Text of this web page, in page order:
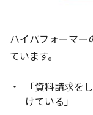
ハイパフォーマー
ています。
「資料請求を
けている」